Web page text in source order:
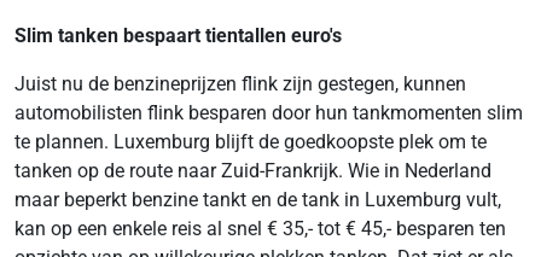
Slim tanken bespaart tientallen euro's
Juist nu de benzineprijzen flink zijn gestegen, kunnen
automobilisten flink besparen door hun tankmomenten slim
te plannen. Luxemburg blijft de goedkoopste plek om te
tanken op de route naar Zuid-Frankrijk. Wie in Nederland
maar beperkt benzine tankt en de tank in Luxemburg vult,
kan op een enkele reis al snel € 35,- tot € 45,- besparen ten